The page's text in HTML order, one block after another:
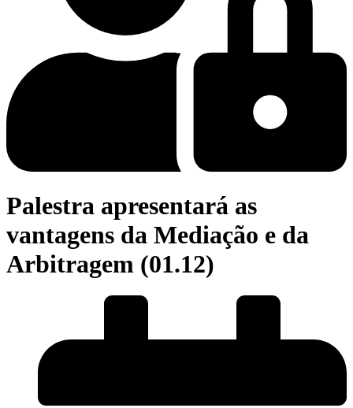
Palestra apresentará as
vantagens da Mediação e da
Arbitragem (01.12)